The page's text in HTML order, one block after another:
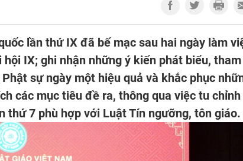
lần thứ IX đã bế mạc sau hai ngày làm
IX; ghi nhận những ý kiến phát biểu, tham
sự ngày một hiệu quả và khắc phục
các mục tiêu đề ra, thông qua việc tu chỉnh
thứ 7 phù hợp với Luật Tín ngưỡng, tôn giáo.